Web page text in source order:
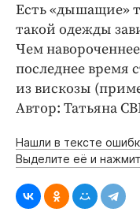
Есть «дышащие»
такой одежды
Чем
последнее время
из вискозы
Автор: Татьяна
Нашли в тексте
Выделите её и